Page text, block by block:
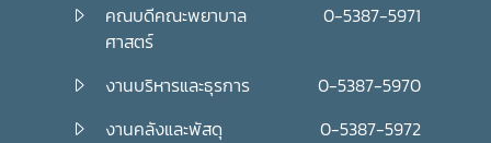
คณบดีคณะพยาบาล
ศาสตร์
0-5387-5971
งานบริหารและธุรการ
0-5387-5970
งานคลังและพัสดุ
0-5387-5972